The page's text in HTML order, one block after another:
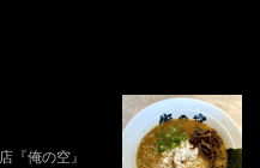
『俺の空』